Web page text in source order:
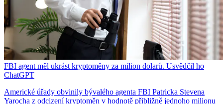
FBI agent měl ukrást kryptoměny za milion dolarů. Usvědčil ho
ChatGPT
Americké úřady obvinily bývalého agenta FBI Patricka Stevena
Yarocha z odcizení kryptoměn v hodnotě přibližně jednoho milionu